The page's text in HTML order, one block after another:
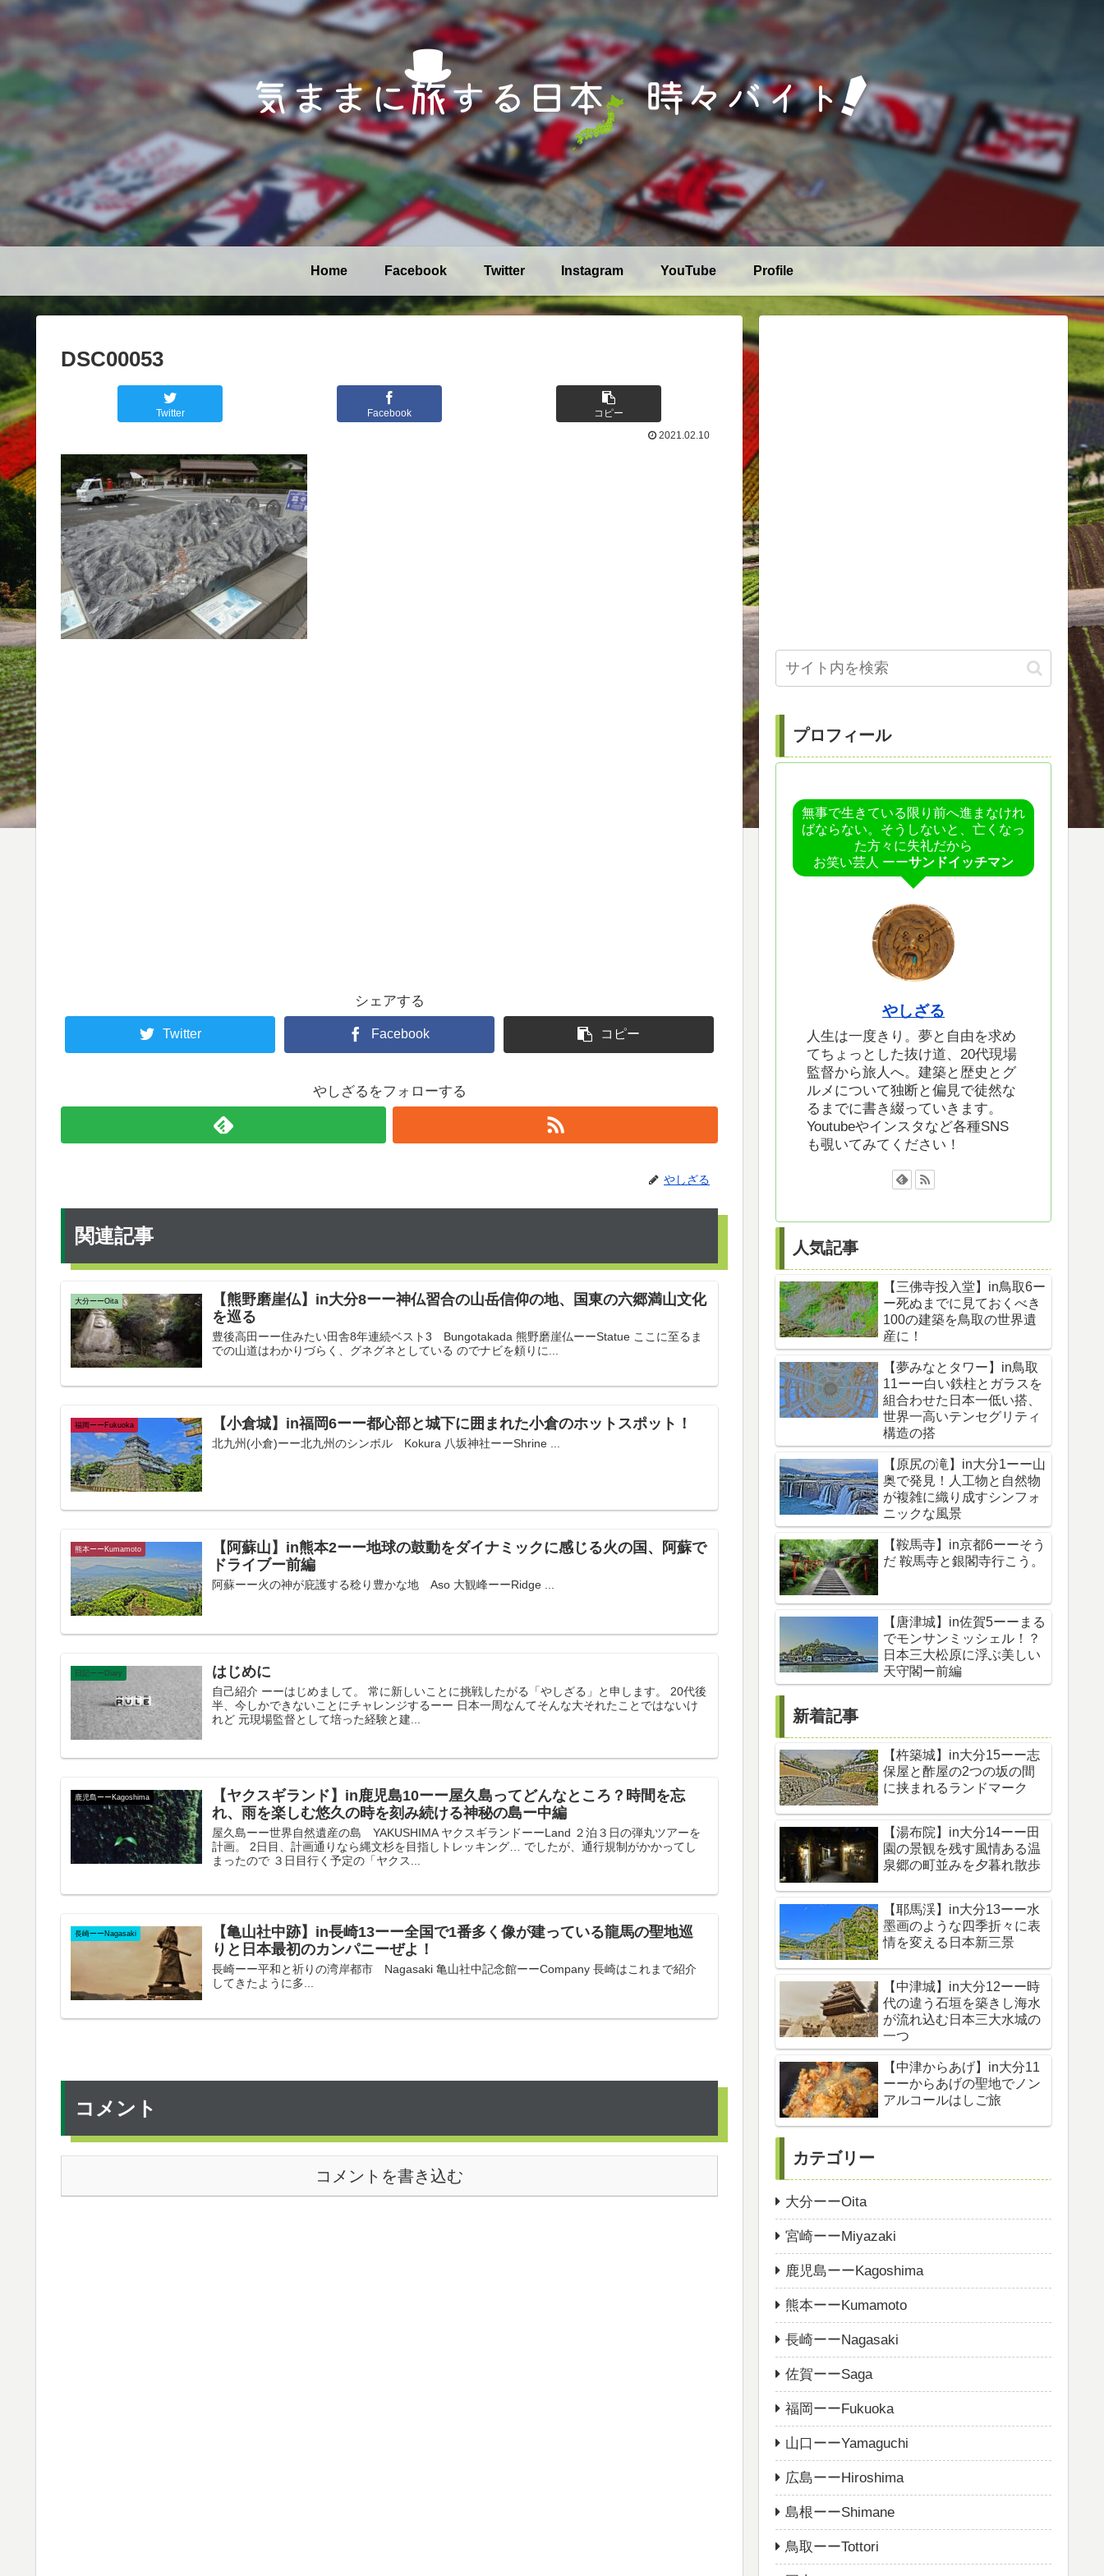
Home Facebook Twitter Instagram YouTube Profile
DSC00053
Twitter Facebook
コピー
2021.02.10
シェアする
Twitter Facebook コピー
やしざるをフォローする
やしざる
関連記事
大分ーーOita
【熊野磨崖仏】in大分8ーー神仏習合の山岳信仰の地、国東の六郷満山文化
を巡る
豊後高田ーー住みたい田舎8年連続ベスト3 Bungotakada 熊野磨崖仏ーーStatue ここに至るま
での山道はわかりづらく、グネグネとしている のでナビを頼りに...
福岡ーーFukuoka 【小倉城】in福岡6ーー都心部と城下に囲まれた小倉のホットスポット！
北九州(小倉)ーー北九州のシンボル Kokura 八坂神社ーーShrine ...
熊本ーーKumamoto
【阿蘇山】in熊本2ーー地球の鼓動をダイナミックに感じる火の国、阿蘇で
ドライブー前編
阿蘇ーー火の神が庇護する稔り豊かな地 Aso 大観峰ーーRidge ...
日記ーーDiary はじめに
自己紹介 ーーはじめまして。 常に新しいことに挑戦したがる「やしざる」と申します。 20代後
半、今しかできないことにチャレンジするーー 日本一周なんてそんな大それたことではないけ
れど 元現場監督として培った経験と建...
鹿児島ーーKagoshima
【ヤクスギランド】in鹿児島10ーー屋久島ってどんなところ？時間を忘
れ、雨を楽しむ悠久の時を刻み続ける神秘の島ー中編
屋久島ーー世界自然遺産の島 YAKUSHIMA ヤクスギランドーーLand ２泊３日の弾丸ツアーを
計画。 2日目、計画通りなら縄文杉を目指しトレッキング… でしたが、通行規制がかかってし
まったので ３日目行く予定の「ヤクス...
長崎ーーNagasaki
【亀山社中跡】in長崎13ーー全国で1番多く像が建っている龍馬の聖地巡
りと日本最初のカンパニーぜよ！
長崎ーー平和と祈りの湾岸都市 Nagasaki 亀山社中記念館ーーCompany 長崎はこれまで紹介
してきたように多...
コメント
コメントを書き込む
プロフィール
無事で生きている限り前へ進まなけれ
ばならない。そうしないと、亡くなっ
た方々に失礼だから
お笑い芸人 ーーサンドイッチマン
やしざる
人生は一度きり。夢と自由を求め
てちょっとした抜け道、20代現場
監督から旅人へ。建築と歴史とグ
ルメについて独断と偏見で徒然な
るまでに書き綴っていきます。
Youtubeやインスタなど各種SNS
も覗いてみてください！
人気記事
【三佛寺投入堂】in鳥取6ー
ー死ぬまでに見ておくべき
100の建築を鳥取の世界遺
産に！
【夢みなとタワー】in鳥取
11ーー白い鉄柱とガラスを
組合わせた日本一低い搭、
世界一高いテンセグリティ
構造の搭
【原尻の滝】in大分1ーー山
奥で発見！人工物と自然物
が複雑に織り成すシンフォ
ニックな風景
【鞍馬寺】in京都6ーーそう
だ 鞍馬寺と銀閣寺行こう。
【唐津城】in佐賀5ーーまる
でモンサンミッシェル！？
日本三大松原に浮ぶ美しい
天守閣ー前編
新着記事
【杵築城】in大分15ーー志
保屋と酢屋の2つの坂の間
に挟まれるランドマーク
【湯布院】in大分14ーー田
園の景観を残す風情ある温
泉郷の町並みを夕暮れ散歩
【耶馬渓】in大分13ーー水
墨画のような四季折々に表
情を変える日本新三景
【中津城】in大分12ーー時
代の違う石垣を築きし海水
が流れ込む日本三大水城の
一つ
【中津からあげ】in大分11
ーーからあげの聖地でノン
アルコールはしご旅
カテゴリー
大分ーーOita
宮崎ーーMiyazaki
鹿児島ーーKagoshima
熊本ーーKumamoto
長崎ーーNagasaki
佐賀ーーSaga
福岡ーーFukuoka
山口ーーYamaguchi
広島ーーHiroshima
島根ーーShimane
鳥取ーーTottori